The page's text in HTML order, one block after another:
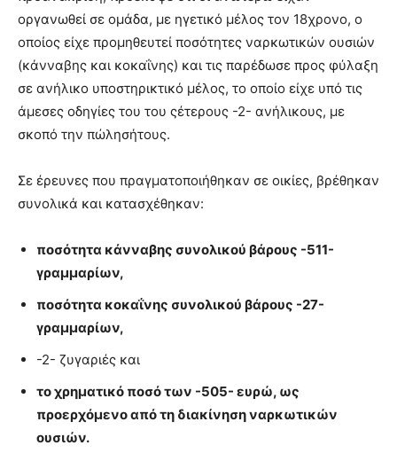
οργανωθεί σε ομάδα, με ηγετικό μέλος τον 18χρονο, ο
οποίος είχε προμηθευτεί ποσότητες ναρκωτικών ουσιών
(κάνναβης και κοκαΐνης) και τις παρέδωσε προς φύλαξη
σε ανήλικο υποστηρικτικό μέλος, το οποίο είχε υπό τις
άμεσες οδηγίες του του ςέτερους -2- ανήλικους, με
σκοπό την πώλησήτους.
Σε έρευνες που πραγματοποιήθηκαν σε οικίες, βρέθηκαν
συνολικά και κατασχέθηκαν:
ποσότητα κάνναβης συνολικού βάρους -511-
γραμμαρίων,
ποσότητα κοκαΐνης συνολικού βάρους -27-
γραμμαρίων,
-2- ζυγαριές και
το χρηματικό ποσό των -505- ευρώ, ως
προερχόμενο από τη διακίνηση ναρκωτικών
ουσιών.